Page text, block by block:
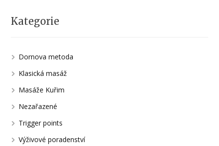
Kategorie
Dornova metoda
Klasická masáž
Masáže Kuřim
Nezařazené
Trigger points
Výživové poradenství